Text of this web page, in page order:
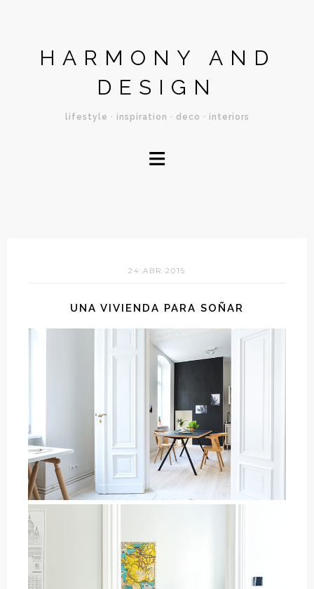
HARMONY AND
DESIGN
lifestyle · inspiration · deco · interiors
≡
24 ABR 2015
UNA VIVIENDA PARA SOÑAR